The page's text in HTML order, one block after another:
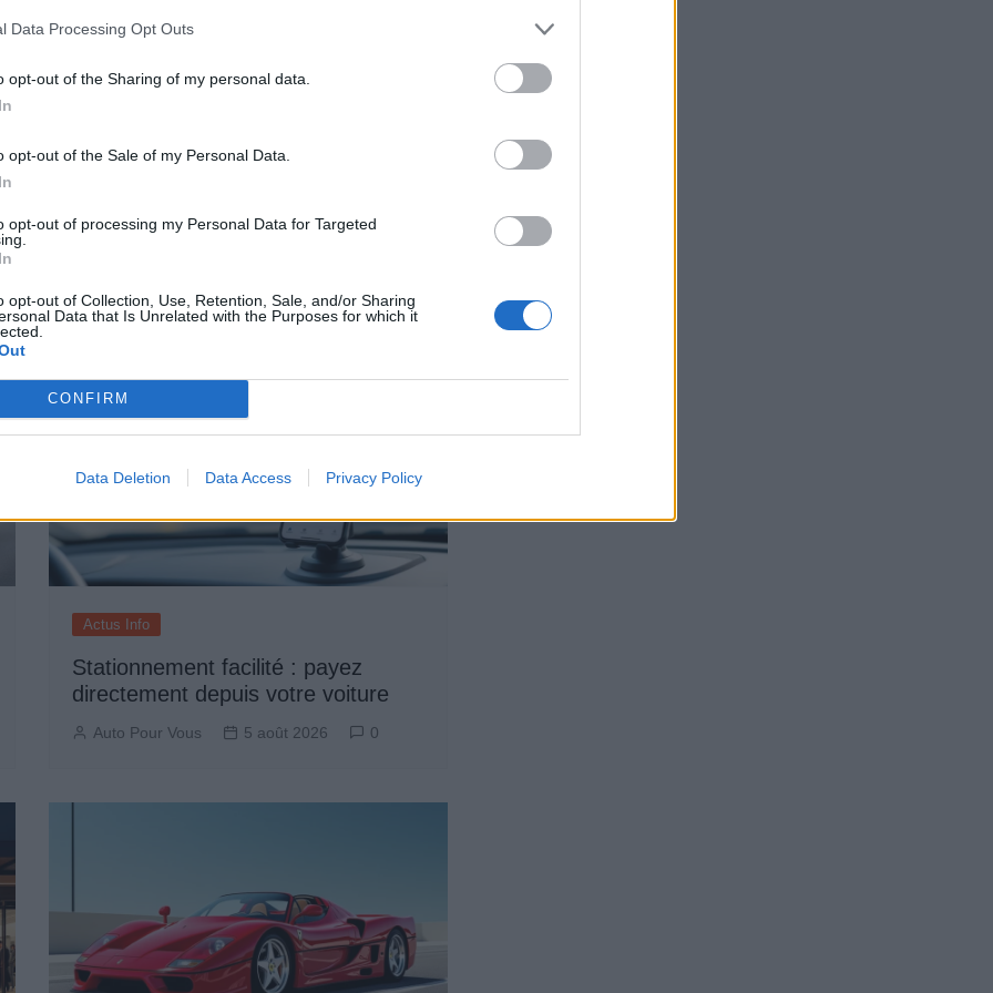
Data Processing Opt Outs
opt-out of the Sharing of my personal data.
opt-out of the Sale of my Personal Data.
opt-out of processing my Personal Data for Targeted
opt-out of Collection, Use, Retention, Sale, and/or Sharing
Data that Is Unrelated with the Purposes for which it
CONFIRM
Data Deletion Data Access Privacy Policy
Vitesse folle à Marseille : Une
Auto Pour Vous 5 août 2026 0
Actus Info
Stationnement facilité : payez
directement depuis votre voiture
Auto Pour Vous 5 août 2026 0